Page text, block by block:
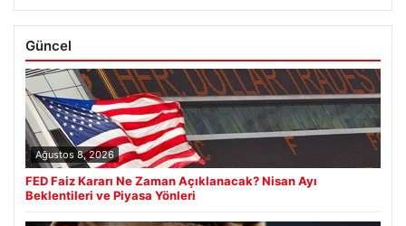
Güncel
Ağustos 8, 2026
FED Faiz Kararı Ne Zaman Açıklanacak? Nisan Ayı
Beklentileri ve Piyasa Yönleri